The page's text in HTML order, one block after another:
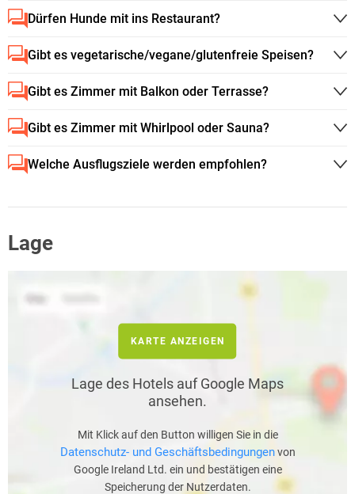
Dürfen Hunde mit ins Restaurant?
Gibt es vegetarische/vegane/glutenfreie Speisen?
Gibt es Zimmer mit Balkon oder Terrasse?
Gibt es Zimmer mit Whirlpool oder Sauna?
Welche Ausflugsziele werden empfohlen?
Lage
KARTE ANZEIGEN
Lage des Hotels auf Google Maps
ansehen.
Mit Klick auf den Button willigen Sie in die
Datenschutz- und Geschäftsbedingungenvon
Google Ireland Ltd. ein und bestätigen eine
Speicherung der Nutzerdaten.